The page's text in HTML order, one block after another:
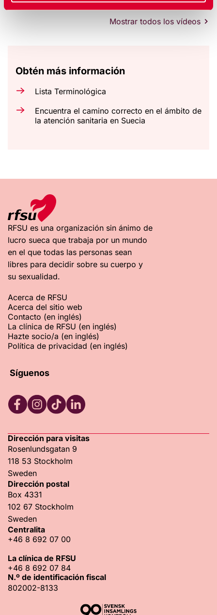
Mostrar todos los vídeos
Obtén más información
Lista Terminológica
Encuentra el camino correcto en el ámbito de
la atención sanitaria en Suecia
RFSU es una organización sin ánimo de
lucro sueca que trabaja por un mundo
en el que todas las personas sean
libres para decidir sobre su cuerpo y
su sexualidad.
Acerca de RFSU
Acerca del sitio web
Contacto (en inglés)
La clínica de RFSU (en inglés)
Hazte socio/a (en inglés)
Política de privacidad (en inglés)
Síguenos
Dirección para visitas
Rosenlundsgatan 9
118 53 Stockholm
Sweden
Dirección postal
Box 4331
102 67 Stockholm
Sweden
Centralita
+46 8 692 07 00
La clínica de RFSU
+46 8 692 07 84
N.º de identificación fiscal
802002-8133